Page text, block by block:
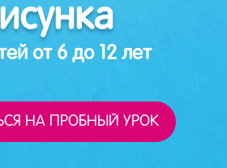
от 6 до 12 лет
НА ПРОБНЫЙ УРОК